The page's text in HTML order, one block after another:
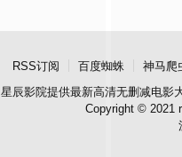
RSS订阅 百度蜘蛛 神马爬
星辰影院提供最新高清无删减电影
Copyright © 2021